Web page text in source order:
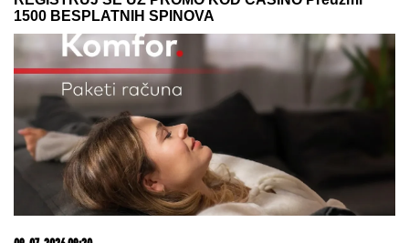
07. 08. 2026 09:47
Čiji hromozom određuje pol deteta? XX rađa se
devojčica, XY rađa se dečak